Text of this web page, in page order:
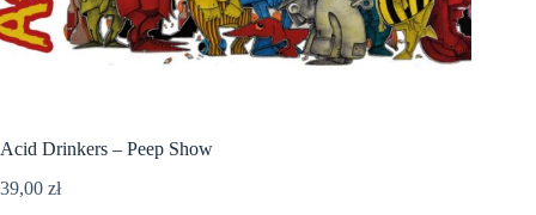
Acid Drinkers – Peep Show
39,00 zł